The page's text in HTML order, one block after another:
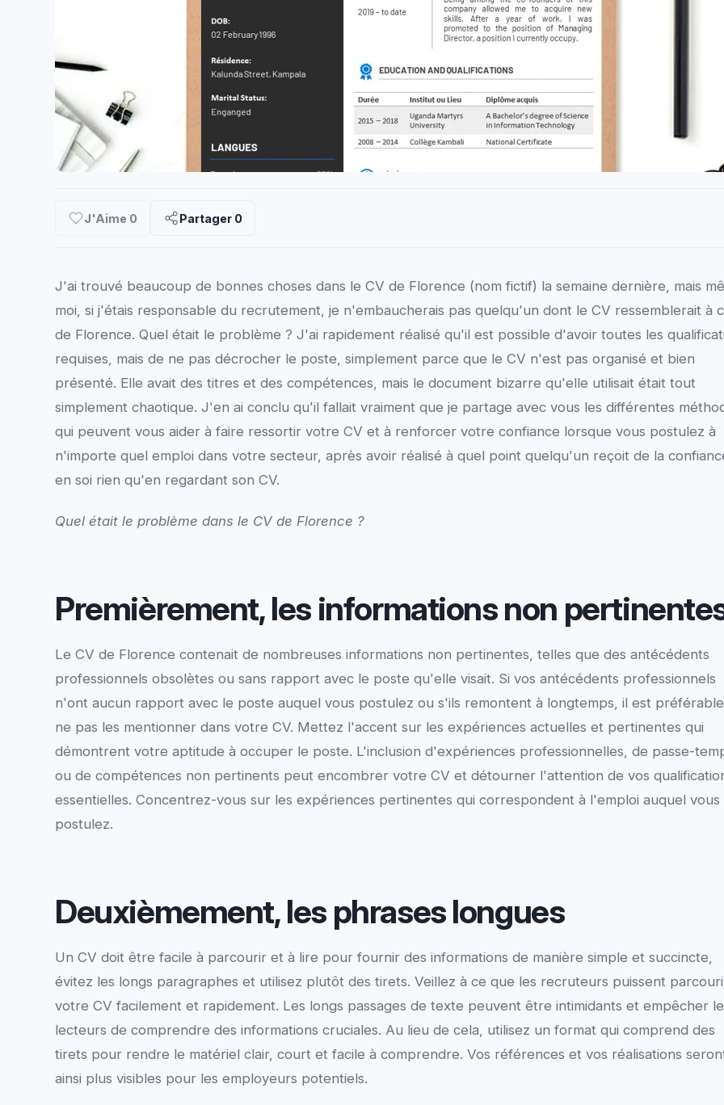
J'Aime 0 Partager 0
J'ai trouvé beaucoup de bonnes choses dans le CV de Florence (nom fictif) la semaine dernière, mais
moi, si j'étais responsable du recrutement, je n'embaucherais pas quelqu'un dont le CV ressemblerait à
de Florence. Quel était le problème ? J'ai rapidement réalisé qu'il est possible d'avoir toutes les
requises, mais de ne pas décrocher le poste, simplement parce que le CV n'est pas organisé et bien
présenté. Elle avait des titres et des compétences, mais le document bizarre qu'elle utilisait était tout
simplement chaotique. J'en ai conclu qu'il fallait vraiment que je partage avec vous les différentes
qui peuvent vous aider à faire ressortir votre CV et à renforcer votre confiance lorsque vous postulez à
n'importe quel emploi dans votre secteur, après avoir réalisé à quel point quelqu'un reçoit de la
en soi rien qu'en regardant son CV.
Quel était le problème dans le CV de Florence ?
Premièrement, les informations non
Le CV de Florence contenait de nombreuses informations non pertinentes, telles que des antécédents
professionnels obsolètes ou sans rapport avec le poste qu'elle visait. Si vos antécédents professionnels
n'ont aucun rapport avec le poste auquel vous postulez ou s'ils remontent à longtemps, il est
ne pas les mentionner dans votre CV. Mettez l'accent sur les expériences actuelles et pertinentes qui
démontrent votre aptitude à occuper le poste. L'inclusion d'expériences professionnelles, de passe-
ou de compétences non pertinents peut encombrer votre CV et détourner l'attention de vos
essentielles. Concentrez-vous sur les expériences pertinentes qui correspondent à l'emploi auquel vous
postulez.
Deuxièmement, les phrases longues
Un CV doit être facile à parcourir et à lire pour fournir des informations de manière simple et succincte,
évitez les longs paragraphes et utilisez plutôt des tirets. Veillez à ce que les recruteurs puissent
votre CV facilement et rapidement. Les longs passages de texte peuvent être intimidants et empêcher
lecteurs de comprendre des informations cruciales. Au lieu de cela, utilisez un format qui comprend des
tirets pour rendre le matériel clair, court et facile à comprendre. Vos références et vos réalisations
ainsi plus visibles pour les employeurs potentiels.